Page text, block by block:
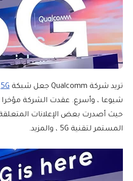
تريد شركة Qualcomm جعل شبكة 5G
المستمر لتقنية 5G ، والمزيد.